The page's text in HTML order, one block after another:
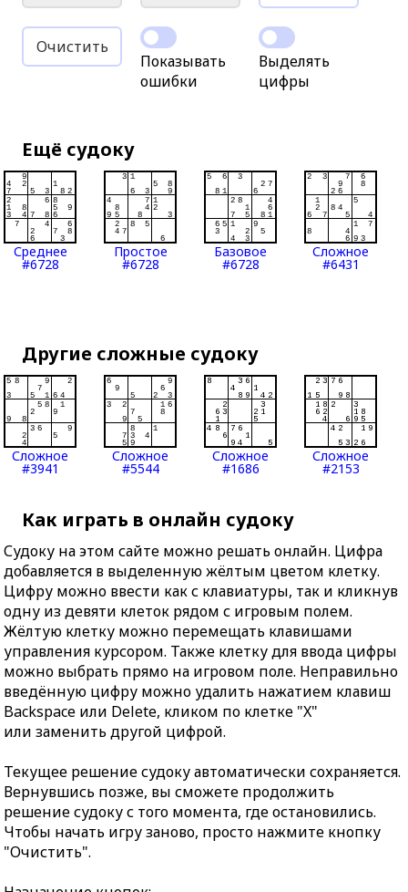
Очистить
Показывать
ошибки
Выделять
цифры
Ещё судоку
Среднее
#6728
Простое
#6728
Базовое
#6728
Сложное
#6431
Другие сложные судоку
Сложное
#3941
Сложное
#5544
Сложное
#1686
Сложное
#2153
Как играть в онлайн судоку
Судоку на этом сайте можно решать онлайн. Цифра
добавляется в выделенную жёлтым цветом клетку.
Цифру можно ввести как с клавиатуры, так и кликнув
одну из девяти клеток рядом с игровым полем.
Жёлтую клетку можно перемещать клавишами
управления курсором. Также клетку для ввода цифры
можно выбрать прямо на игровом поле. Неправильно
введённую цифру можно удалить нажатием клавиш
Backspace или Delete, кликом по клетке "X"
или заменить другой цифрой.
Текущее решение судоку автоматически сохраняется.
Вернувшись позже, вы сможете продолжить
решение судоку с того момента, где остановились.
Чтобы начать игру заново, просто нажмите кнопку
"Очистить".